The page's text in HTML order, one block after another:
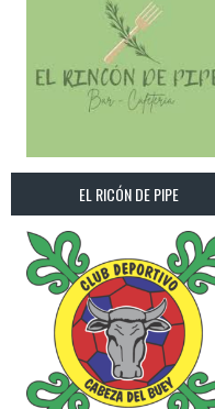
EL RICÓN DE PIPE